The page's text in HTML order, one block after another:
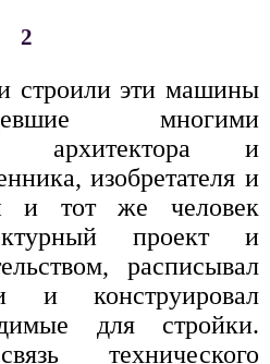
2
строили эти машины
многими
архитектора и
изобретателя и
и тот же человек
проект и
расписывал
и конструировал
для стройки.
технического